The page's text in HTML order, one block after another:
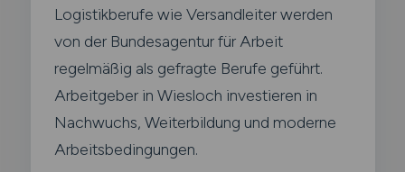
Logistikberufe wie Versandleiter werden
von der Bundesagentur für Arbeit
regelmäßig als gefragte Berufe geführt.
Arbeitgeber in Wiesloch investieren in
Nachwuchs, Weiterbildung und moderne
Arbeitsbedingungen.